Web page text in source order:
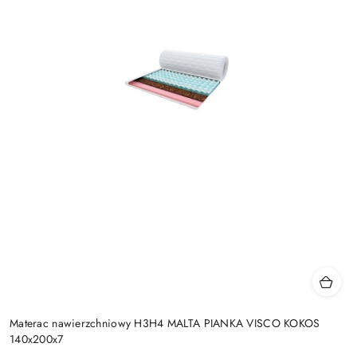
Materac nawierzchniowy H3H4 MALTA PIANKA VISCO KOKOS
140x200x7